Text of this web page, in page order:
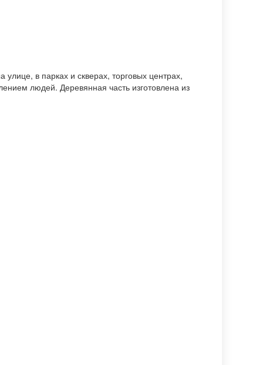
в парках и скверах, торговых центрах,
людей. Деревянная часть изготовлена из